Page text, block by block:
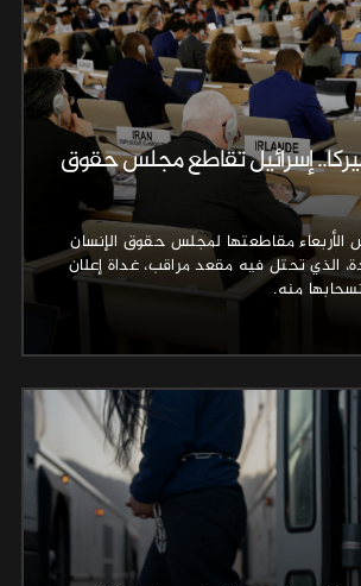
إسرائيل تقاطع مجلس حقوق
الأربعاء مقاطعتها لمجلس حقوق الإنسان
الذي تحتل فيه مقعد مراقب، غداة إعلان
منه.